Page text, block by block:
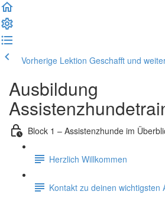
Vorherige Lektion Geschafft und
Ausbildung
Block 1 – Assistenzhunde im
Herzlich Willkommen
Kontakt zu deinen wichtigsten